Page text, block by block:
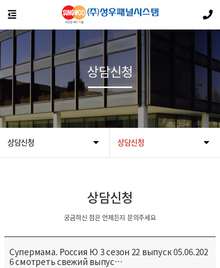
상담신청 상담신청
상담신청
상담신청
궁금하신 점은 언제든지 문의주세요
Супермама. Россия Ю 3 сезон 22 выпуск 05.06.202
6 смотреть свежий выпус…